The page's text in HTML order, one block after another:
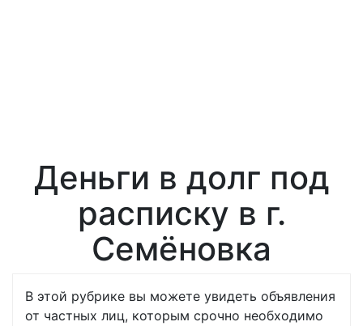
Деньги в долг под
расписку в г.
Семёновка
В этой рубрике вы можете увидеть объявления
от частных лиц, которым срочно необходимо